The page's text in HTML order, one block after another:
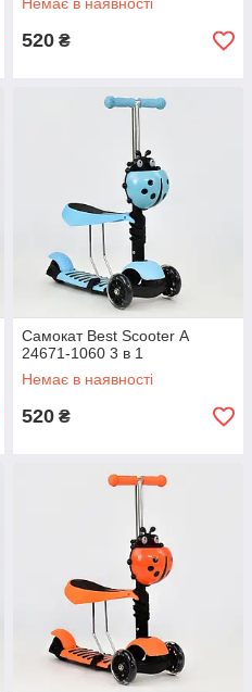
520 ₴
Самокат Best Scooter A
24671-1060 3 в 1
Немає в наявності
520 ₴